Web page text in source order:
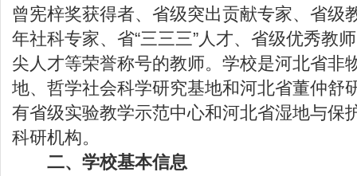
曾宪梓奖获得者、省级突出贡献专家、省级
年社科专家、省“三三三”人才、省级优秀教
尖人才等荣誉称号的教师。学校是河北省非
地、哲学社会科学研究基地和河北省董仲舒
有省级实验教学示范中心和河北省湿地与保
科研机构。
二、学校基本信息